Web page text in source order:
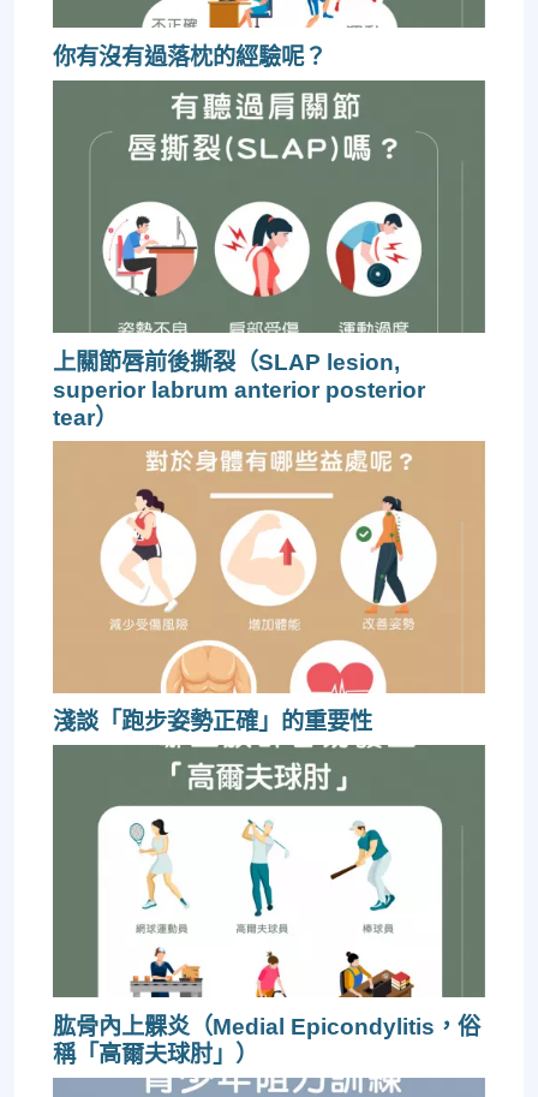
你有沒有過落枕的經驗呢？
上關節唇前後撕裂（SLAP lesion,
superior labrum anterior posterior
tear）
淺談「跑步姿勢正確」的重要性
肱骨內上髁炎（Medial Epicondylitis，俗
稱「高爾夫球肘」）